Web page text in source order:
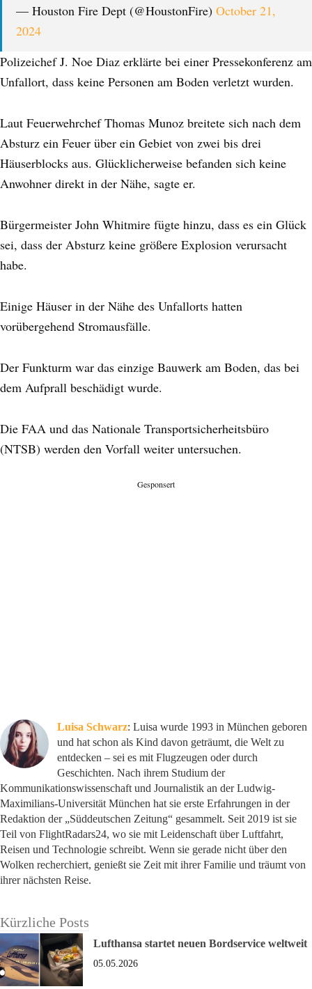
— Houston Fire Dept (@HoustonFire) October 21,
2024
Polizeichef J. Noe Diaz erklärte bei einer Pressekonferenz am
Unfallort, dass keine Personen am Boden verletzt wurden.
Laut Feuerwehrchef Thomas Munoz breitete sich nach dem
Absturz ein Feuer über ein Gebiet von zwei bis drei
Häuserblocks aus. Glücklicherweise befanden sich keine
Anwohner direkt in der Nähe, sagte er.
Bürgermeister John Whitmire fügte hinzu, dass es ein Glück
sei, dass der Absturz keine größere Explosion verursacht
habe.
Einige Häuser in der Nähe des Unfallorts hatten
vorübergehend Stromausfälle.
Der Funkturm war das einzige Bauwerk am Boden, das bei
dem Aufprall beschädigt wurde.
Die FAA und das Nationale Transportsicherheitsbüro
(NTSB) werden den Vorfall weiter untersuchen.
Gesponsert
Luisa Schwarz: Luisa wurde 1993 in München geboren
und hat schon als Kind davon geträumt, die Welt zu
entdecken – sei es mit Flugzeugen oder durch
Geschichten. Nach ihrem Studium der
Kommunikationswissenschaft und Journalistik an der Ludwig-
Maximilians-Universität München hat sie erste Erfahrungen in der
Redaktion der „Süddeutschen Zeitung“ gesammelt. Seit 2019 ist sie
Teil von FlightRadars24, wo sie mit Leidenschaft über Luftfahrt,
Reisen und Technologie schreibt. Wenn sie gerade nicht über den
Wolken recherchiert, genießt sie Zeit mit ihrer Familie und träumt von
ihrer nächsten Reise.
Kürzliche Posts
Lufthansa startet neuen Bordservice weltweit
05.05.2026